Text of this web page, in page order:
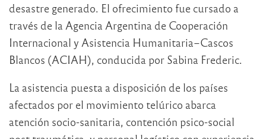
desastre generado. El ofrecimiento fue cursado a
través de la Agencia Argentina de Cooperación
Internacional y Asistencia Humanitaria–Cascos
Blancos (ACIAH), conducida por Sabina Frederic.
La asistencia puesta a disposición de los países
afectados por el movimiento telúrico abarca
atención socio-sanitaria, contención psico-social